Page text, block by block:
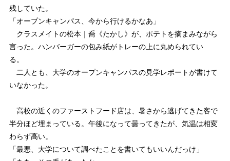
残していた。
「オープンキャンパス、今から行けるかなあ」
クラスメイトの松本｜喬《たかし》が、ポテトを摘まみながら
言った。ハンバーガーの包み紙がトレーの上に丸められてい
る。
二人とも、大学のオープンキャンパスの見学レポートが書けて
いなかった。
高校の近くのファーストフード店は、暑さから逃げてきた客で
半分ほど埋まっている。午後になって曇ってきたが、気温は相変
わらず高い。
「最悪、大学について調べたことを書いてもいいんだっけ」